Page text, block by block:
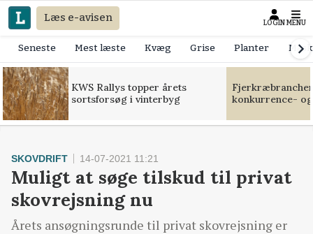
Læs e-avisen LOGIN MENU
Seneste Mest læste Kvæg Grise Planter
KWS Rallys topper årets
sortsforsøg i vinterbyg
konkurrence-
SKOVDRIFT 14-07-2021 11:21
Muligt at søge tilskud til privat
skovrejsning nu
Årets ansøgningsrunde til privat skovrejsning er